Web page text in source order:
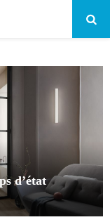
d’état